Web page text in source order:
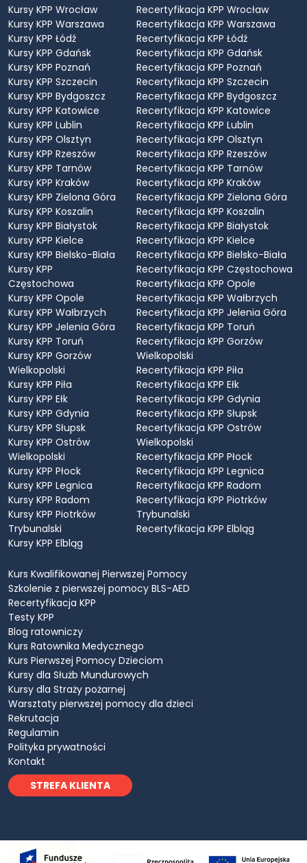
Kursy KPP Wrocław
Kursy KPP Warszawa
Kursy KPP Łódź
Kursy KPP Gdańsk
Kursy KPP Poznań
Kursy KPP Szczecin
Kursy KPP Bydgoszcz
Kursy KPP Katowice
Kursy KPP Lublin
Kursy KPP Olsztyn
Kursy KPP Rzeszów
Kursy KPP Tarnów
Kursy KPP Kraków
Kursy KPP Zielona Góra
Kursy KPP Koszalin
Kursy KPP Białystok
Kursy KPP Kielce
Kursy KPP Bielsko-Biała
Kursy KPP
Częstochowa
Kursy KPP Opole
Kursy KPP Wałbrzych
Kursy KPP Jelenia Góra
Kursy KPP Toruń
Kursy KPP Gorzów
Wielkopolski
Kursy KPP Piła
Kursy KPP Ełk
Kursy KPP Gdynia
Kursy KPP Słupsk
Kursy KPP Ostrów
Wielkopolski
Kursy KPP Płock
Kursy KPP Legnica
Kursy KPP Radom
Kursy KPP Piotrków
Trybunalski
Kursy KPP Elbląg
Recertyfikacja KPP Wrocław
Recertyfikacja KPP Warszawa
Recertyfikacja KPP Łódź
Recertyfikacja KPP Gdańsk
Recertyfikacja KPP Poznań
Recertyfikacja KPP Szczecin
Recertyfikacja KPP Bydgoszcz
Recertyfikacja KPP Katowice
Recertyfikacja KPP Lublin
Recertyfikacja KPP Olsztyn
Recertyfikacja KPP Rzeszów
Recertyfikacja KPP Tarnów
Recertyfikacja KPP Kraków
Recertyfikacja KPP Zielona Góra
Recertyfikacja KPP Koszalin
Recertyfikacja KPP Białystok
Recertyfikacja KPP Kielce
Recertyfikacja KPP Bielsko-Biała
Recertyfikacja KPP Częstochowa
Recertyfikacja KPP Opole
Recertyfikacja KPP Wałbrzych
Recertyfikacja KPP Jelenia Góra
Recertyfikacja KPP Toruń
Recertyfikacja KPP Gorzów
Wielkopolski
Recertyfikacja KPP Piła
Recertyfikacja KPP Ełk
Recertyfikacja KPP Gdynia
Recertyfikacja KPP Słupsk
Recertyfikacja KPP Ostrów
Wielkopolski
Recertyfikacja KPP Płock
Recertyfikacja KPP Legnica
Recertyfikacja KPP Radom
Recertyfikacja KPP Piotrków
Trybunalski
Recertyfikacja KPP Elbląg
Kurs Kwalifikowanej Pierwszej Pomocy
Szkolenie z pierwszej pomocy BLS-AED
Recertyfikacja KPP
Testy KPP
Blog ratowniczy
Kurs Ratownika Medycznego
Kurs Pierwszej Pomocy Dzieciom
Kursy dla Służb Mundurowych
Kursy dla Straży pożarnej
Warsztaty pierwszej pomocy dla dzieci
Rekrutacja
Regulamin
Polityka prywatności
Kontakt
STREFA KLIENTA